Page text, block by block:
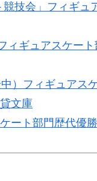
技会」フィギュ
ギュアスケー
）フィギュアス
文庫
ート部門歴代優